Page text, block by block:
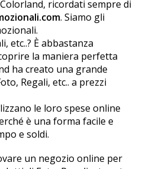
ricordati sempre di
. Siamo gli
etc..? È abbastanza
la maniera perfetta
ha creato una grande
Regali, etc.. a prezzi
le loro spese online
è una forma facile e
e soldi.
un negozio online per